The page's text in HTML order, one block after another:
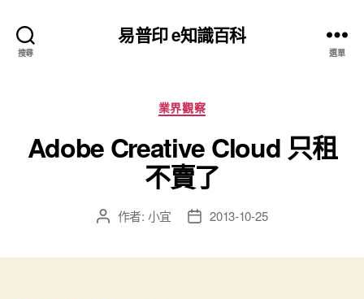
搜尋
易普印 e知識百科
選單
分
類
業界觀察
Adobe Creative Cloud 只租
不賣了
文 作者: 小宜
文 2013-10-25